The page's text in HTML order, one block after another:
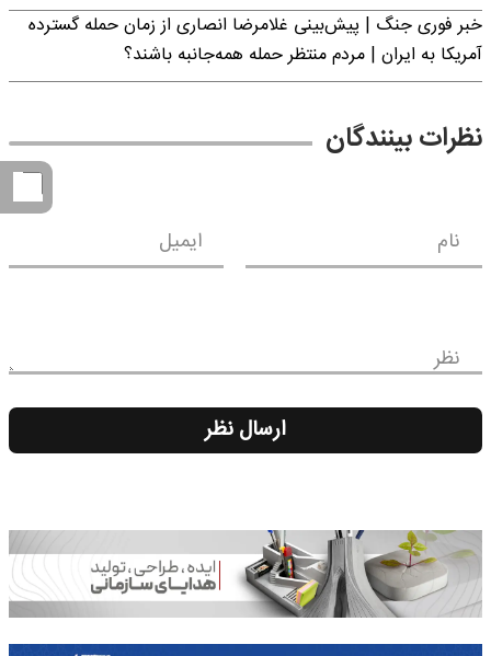
خبر فوری جنگ | پیش‌بینی غلامرضا انصاری از زمان حمله گسترده
آمریکا به ایران | مردم منتظر حمله همه‌جانبه باشند؟
نظرات بینندگان
نام ایمیل
نظر
ارسال نظر